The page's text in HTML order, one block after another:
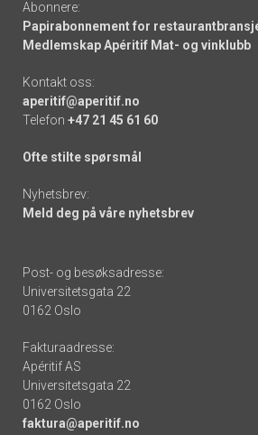
Abonnere:
Papirabonnement for
Medlemskap Apéritif Mat- og vinklubb
Kontakt oss:
aperitif@aperitif.no
Telefon +47 21 45 61 60
Ofte stilte spørsmål
Nyhetsbrev:
Meld deg på våre nyhetsbrev
Post- og besøksadresse:
Universitetsgata 22
0162 Oslo
Fakturaadresse:
Apéritif AS
Universitetsgata 22
0162 Oslo
faktura@aperitif.no